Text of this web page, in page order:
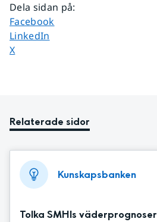
Dela sidan på:
Dela sidan på
Facebook
Dela sidan på
LinkedIn
Dela sidan på
X
Relaterade sidor
Kunskapsbanken
Tolka SMHIs väderprognoser